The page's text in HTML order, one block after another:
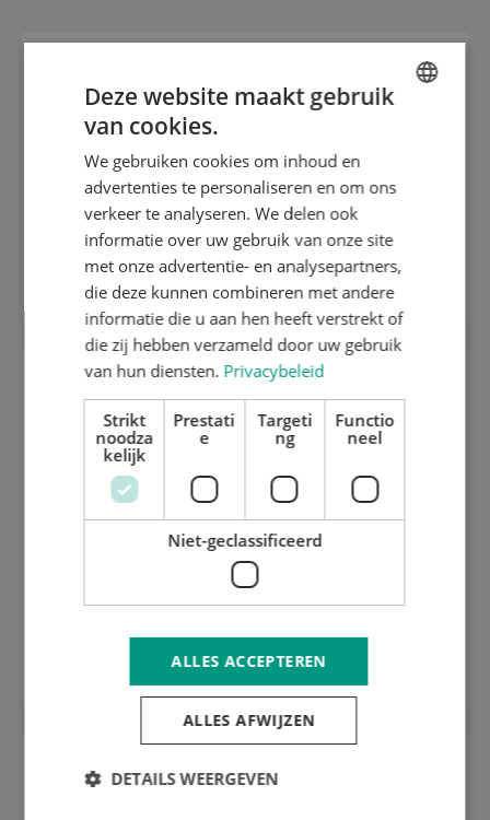
Separatieraam boven
Deze website maakt gebruik
van cookies.
We gebruiken cookies om inhoud en
advertenties te personaliseren en om ons
verkeer te analyseren. We delen ook
informatie over uw gebruik van onze site
met onze advertentie- en analysepartners,
die deze kunnen combineren met andere
informatie die u aan hen heeft verstrekt of
die zij hebben verzameld door uw gebruik
van hun diensten. Privacybeleid
Strikt
noodza
kelijk
Prestati
e
Targeti
ng
Functio
neel
Niet-geclassificeerd
ALLES ACCEPTEREN
ALLES AFWIJZEN
DETAILS WEERGEVEN